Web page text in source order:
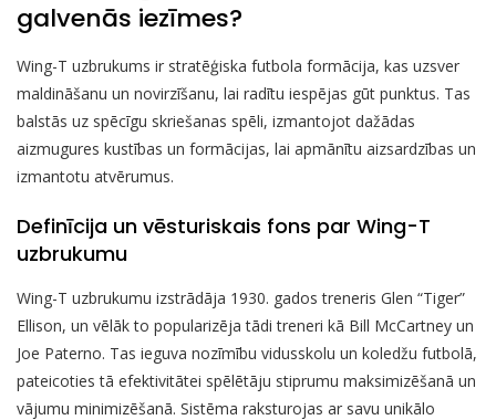
galvenās iezīmes?
Wing-T uzbrukums ir stratēģiska futbola formācija, kas uzsver
maldināšanu un novirzīšanu, lai radītu iespējas gūt punktus. Tas
balstās uz spēcīgu skriešanas spēli, izmantojot dažādas
aizmugures kustības un formācijas, lai apmānītu aizsardzības un
izmantotu atvērumus.
Definīcija un vēsturiskais fons par Wing-T
uzbrukumu
Wing-T uzbrukumu izstrādāja 1930. gados treneris Glen “Tiger”
Ellison, un vēlāk to popularizēja tādi treneri kā Bill McCartney un
Joe Paterno. Tas ieguva nozīmību vidusskolu un koledžu futbolā,
pateicoties tā efektivitātei spēlētāju stiprumu maksimizēšanā un
vājumu minimizēšanā. Sistēma raksturojas ar savu unikālo